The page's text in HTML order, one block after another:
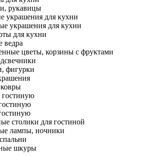
рукавицы
украшения для кухни
украшения для кухни
для кухни
ведра
цветы, корзины с фруктами
фигурки
столики для гостиной
лампы, ночники
шкуры